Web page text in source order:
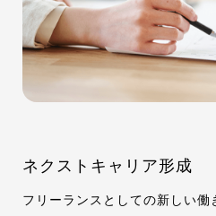
ネクストキャリア形成​
フリーランスとしての新しい